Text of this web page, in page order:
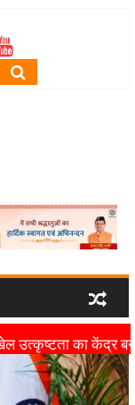
उत्कृष्टता का केंद्र
से आगे बढ़ रही उत्तराखंड
परियोजना